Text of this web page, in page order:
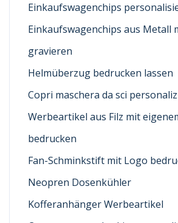
Einkaufswagenchips
Einkaufswagenchips aus Metall
gravieren
Helmüberzug bedrucken lassen
Copri maschera da sci
Werbeartikel aus Filz mit
bedrucken
Fan-Schminkstift mit Logo
Neopren Dosenkühler
Kofferanhänger Werbeartikel